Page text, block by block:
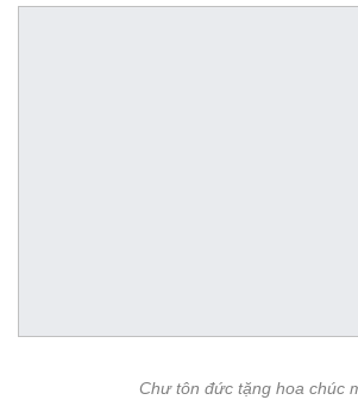
Chư tôn đức tặng hoa chúc